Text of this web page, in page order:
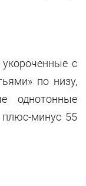
с
по низу,
однотонные
минус 55